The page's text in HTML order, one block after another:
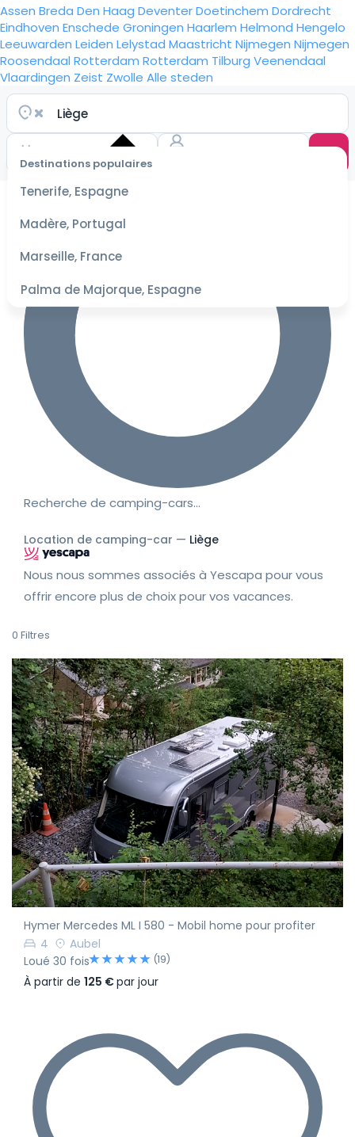
Assen Breda Den Haag DeventerDoetinchem Dordrecht
Eindhoven Enschede Groningen Haarlem Helmond Hengelo
Leeuwarden Leiden Lelystad Maastricht Nijmegen Nijmegen
Roosendaal Rotterdam Rotterdam Tilburg Veenendaal
Vlaardingen Zeist Zwolle Alle steden
Destinations populaires
Tenerife, Espagne
Madère, Portugal
Marseille, France
Palma de Majorque, Espagne
Choisir
les
pour les
tarifs
Recherche de camping-cars…
Location de camping-car — Liège
Nous nous sommes associés à Yescapa pour vous
offrir encore plus de choix pour vos vacances.
0 Filtres
Hymer Mercedes ML I 580 - Mobil home pour profiter
4
Aubel
Loué 30 fois
(19)
À partir de 125 €par jour